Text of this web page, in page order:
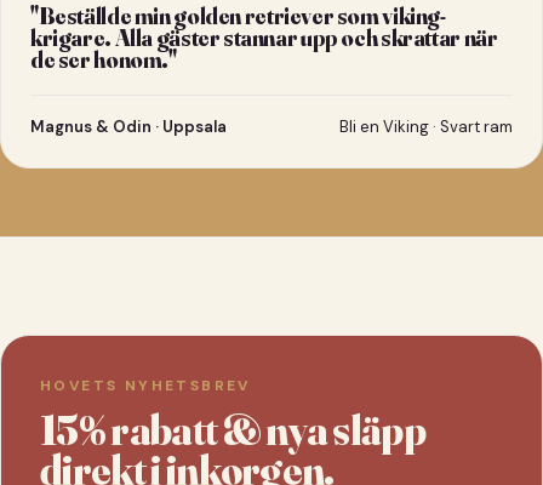
"Beställde min golden retriever som viking-
krigare. Alla gäster stannar upp och skrattar när
de ser honom."
Magnus & Odin · Uppsala Bli en Viking · Svart ram
HOVETS NYHETSBREV
15% rabatt & nya släpp
direkt i inkorgen.